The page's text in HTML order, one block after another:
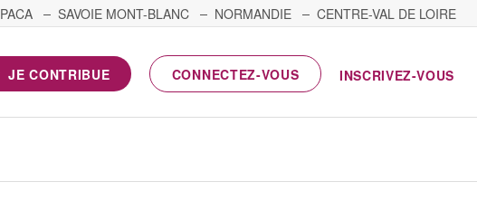
PACA SAVOIE MONT-BLANC NORMANDIE
CENTRE-VAL DE LOIRE
JE CONTRIBUE CONNECTEZ-VOUS INSCRIVEZ-VOUS